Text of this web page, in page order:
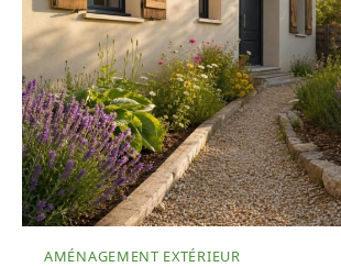
AMÉNAGEMENT EXTÉRIEUR